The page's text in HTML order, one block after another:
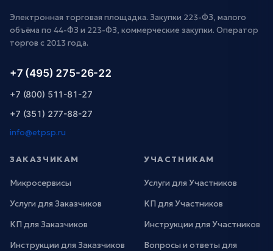
Электронная торговая площадка. Закупки 223-ФЗ, малого
объёма по 44-ФЗ и 223-ФЗ, коммерческие закупки. Оператор
торгов с 2013 года.
+7 (495) 275-26-22
+7 (800) 511-81-27
+7 (351) 277-88-27
info@etpsp.ru
ЗАКАЗЧИКАМ
Микросервисы
Услуги для Заказчиков
КП для Заказчиков
Инструкции для Заказчиков
УЧАСТНИКАМ
Услуги для Участников
КП для Участников
Инструкции для Участников
Вопросы и ответы для